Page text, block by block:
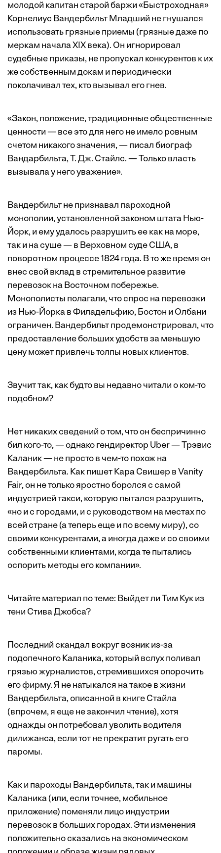
молодой капитан старой баржи «Быстроходная»
Корнелиус Вандербильт Младший не гнушался
использовать грязные приемы (грязные даже по
меркам начала XIX века). Он игнорировал
судебные приказы, не пропускал конкурентов к их
же собственным докам и периодически
поколачивал тех, кто вызывал его гнев.
«Закон, положение, традиционные общественные
ценности — все это для него не имело ровным
счетом никакого значения, — писал биограф
Вандарбильта, Т. Дж. Стайлс. — Только власть
вызывала у него уважение».
Вандербильт не признавал пароходной
монополии, установленной законом штата Нью-
Йорк, и ему удалось разрушить ее как на море,
так и на суше — в Верховном суде США, в
поворотном процессе 1824 года. В то же время он
внес свой вклад в стремительное развитие
перевозок на Восточном побережье.
Монополисты полагали, что спрос на перевозки
из Нью-Йорка в Филадельфию, Бостон и Олбани
ограничен. Вандербильт продемонстрировал, что
предоставление больших удобств за меньшую
цену может привлечь толпы новых клиентов.
Звучит так, как будто вы недавно читали о ком-то
подобном?
Нет никаких сведений о том, что он беспричинно
бил кого-то, — однако гендиректор Uber — Трэвис
Каланик — не просто в чем-то похож на
Вандербильта. Как пишет Кара Свишер в Vanity
Fair, он не только яростно боролся с самой
индустрией такси, которую пытался разрушить,
«но и с городами, и с руководством на местах по
всей стране (а теперь еще и по всему миру), со
своими конкурентами, а иногда даже и со своими
собственными клиентами, когда те пытались
оспорить методы его компании».
Читайте материал по теме: Выйдет ли Тим Кук из
тени Стива Джобса?
Последний скандал вокруг возник из-за
подопечного Каланика, который вслух поливал
грязью журналистов, стремившихся опорочить
его фирму. Я не натыкался на такое в жизни
Вандербильта, описанной в книге Стайла
(впрочем, я еще не закончил чтение), хотя
однажды он потребовал уволить водителя
дилижанса, если тот не прекратит ругать его
паромы.
Как и пароходы Вандербильта, так и машины
Каланика (или, если точнее, мобильное
приложение) поменяли лицо индустрии
перевозок в больших городах. Эти изменения
положительно сказались на экономическом